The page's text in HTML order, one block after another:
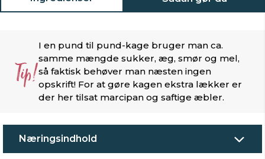
Tip!
I en pund til pund-kage bruger man ca.
samme mængde sukker, æg, smør og mel,
så faktisk behøver man næsten ingen
opskrift! For at gøre kagen ekstra lækker er
der her tilsat marcipan og saftige æbler.
Næringsindhold